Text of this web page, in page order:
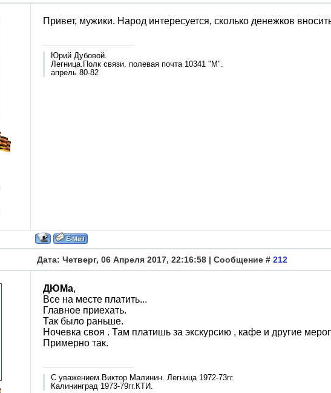
Привет, мужики. Народ интересуется, сколько денежков
Юрий Дубовой.
Легница.Полк связи. полевая почта 10341 "М".
апрель 80-82
Дата: Четверг, 06 Апреля 2017, 22:16:58 | Сообщение # 212
ДЮМа,
Все на месте платить...
Главное приехать.
Так было раньше.
Ночевка своя . Там платишь за экскурсию , кафе и другие
Примерно так.
С уважением.Виктор Малинин. Легница 1972-73гг.
Калининград 1973-79гг.КТИ.